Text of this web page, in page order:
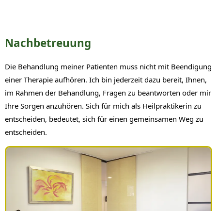
Nachbetreuung
Die Behandlung meiner Patienten muss nicht mit Beendigung
einer Therapie aufhören. Ich bin jederzeit dazu bereit, Ihnen,
im Rahmen der Behandlung, Fragen zu beantworten oder mir
Ihre Sorgen anzuhören. Sich für mich als Heilpraktikerin zu
entscheiden, bedeutet, sich für einen gemeinsamen Weg zu
entscheiden.